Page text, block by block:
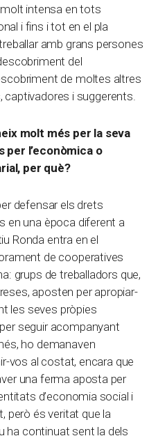
intensa en tots
i fins i tot en el pla
amb grans persones
del
de moltes altres
captivadores i suggerents.
molt més per la seva
per l’econòmica o
per què?
defensar els drets
en una època diferent a
Ronda entra en el
de cooperatives
grups de treballadors que,
aposten per apropiar-
les seves pròpies
seguir acompanyant
ho demanaven
vos al costat, encara que
una ferma aposta per
d’economia social i
però és veritat que la
ha continuat sent la dels